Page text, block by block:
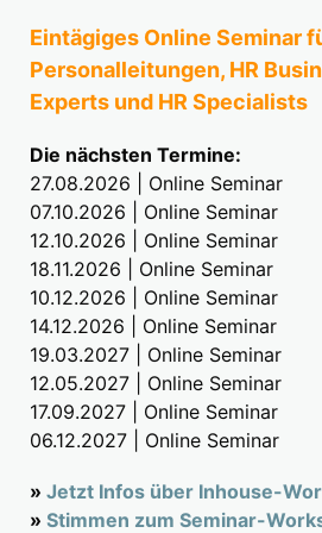
Eintägiges Online Seminar
Personalleitungen, HR
Experts und HR Specialists
Die nächsten Termine:
27.08.2026 | Online Seminar
07.10.2026 | Online Seminar
12.10.2026 | Online Seminar
18.11.2026 | Online Seminar
10.12.2026 | Online Seminar
14.12.2026 | Online Seminar
19.03.2027 | Online Seminar
12.05.2027 | Online Seminar
17.09.2027 | Online Seminar
06.12.2027 | Online Seminar
» Jetzt Infos über Inhouse-
» Stimmen zum Seminar-